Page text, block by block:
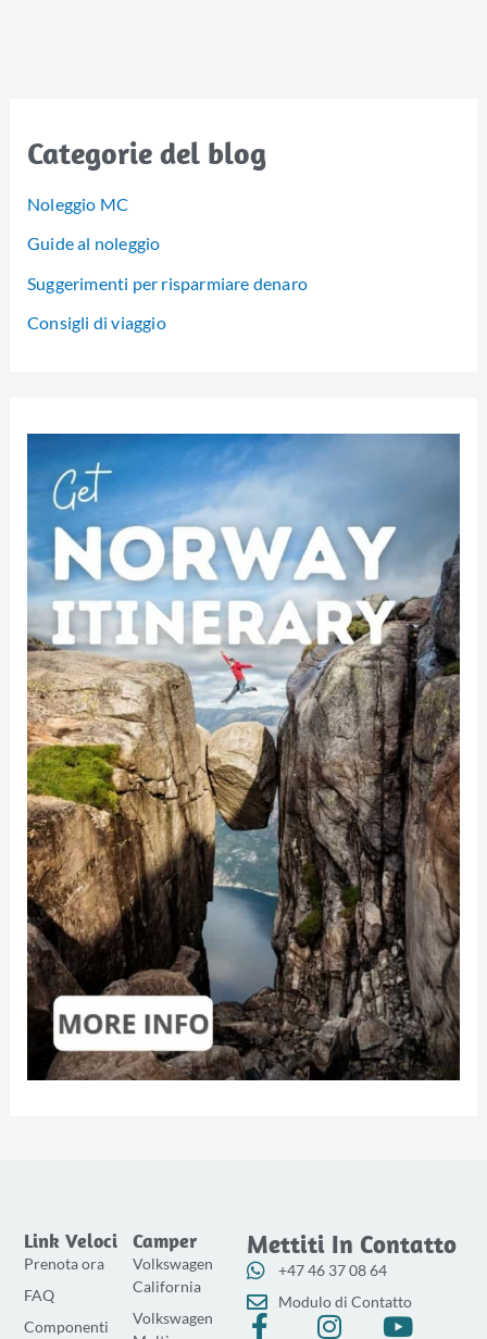
Categorie del blog
Noleggio MC
Guide al noleggio
Suggerimenti per risparmiare denaro
Consigli di viaggio
Camper
Volkswagen
California
Volkswagen
Link Veloci
Prenota ora
FAQ
Componenti
Mettiti In Contatto
+47 46 37 08 64
Modulo di Contatto
F
I
Y